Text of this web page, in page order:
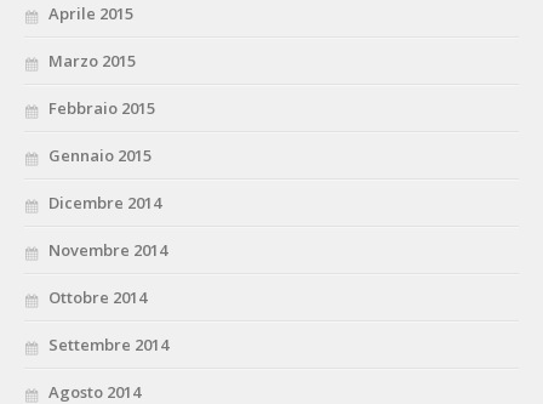
Aprile 2015
Marzo 2015
Febbraio 2015
Gennaio 2015
Dicembre 2014
Novembre 2014
Ottobre 2014
Settembre 2014
Agosto 2014